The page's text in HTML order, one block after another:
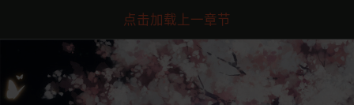
点击加载上一章节